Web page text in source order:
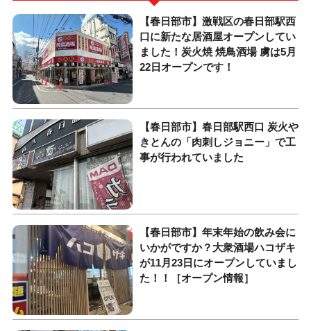
【春日部市】激戦区の春日部駅西
口に新たな居酒屋オープンしてい
ました！炭火焼 焼鳥酒場 虜は5月
22日オープンです！
【春日部市】春日部駅西口 炭火や
きとんの「肉刺しジョニー」で工
事が行われていました
【春日部市】年末年始の飲み会に
いかがですか？大衆酒場ハコザキ
が11月23日にオープンしていまし
た！！［オープン情報］